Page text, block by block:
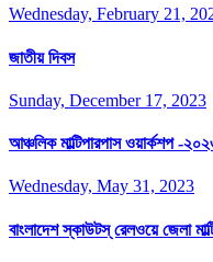
Wednesday, February 21,
জাতীয় দিবস
Sunday, December 17, 2023
আঞ্চলিক মাল্টিপারপাস ওয়ার্কশপ -
Wednesday, May 31, 2023
বাংলাদেশ স্কাউটস্ রেলওয়ে জেলা